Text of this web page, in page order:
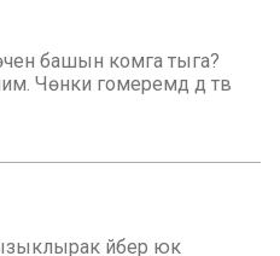
башын комга тыга?
Чөнки гомеремдә дә тәвә
әйбер юк